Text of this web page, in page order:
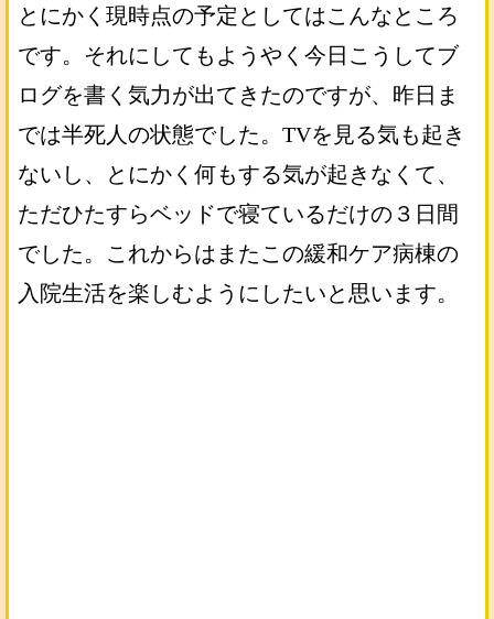
とにかく現時点の予定としてはこんなところ
です。それにしてもようやく今日こうしてブ
ログを書く気力が出てきたのですが、昨日ま
では半死人の状態でした。TVを見る気も起き
ないし、とにかく何もする気が起きなくて、
ただひたすらベッドで寝ているだけの３日間
でした。これからはまたこの緩和ケア病棟の
入院生活を楽しむようにしたいと思います。